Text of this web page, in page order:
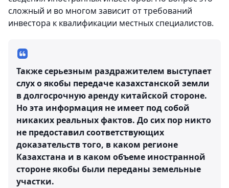
сложный и во многом зависит от требований
инвестора к квалификации местных специалистов.
Также серьезным раздражителем выступает
слух о якобы передаче казахстанской земли
в долгосрочную аренду китайской стороне.
Но эта информация не имеет под собой
никаких реальных фактов. До сих пор никто
не предоставил соответствующих
доказательств того, в каком регионе
Казахстана и в каком объеме иностранной
стороне якобы были переданы земельные
участки.